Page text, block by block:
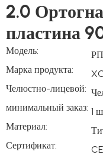
2.0
пластина
Модель:
Марка продукта:
Челюстно-лицевой:
минимальный заказ: 1
Материал:
Сертификат: